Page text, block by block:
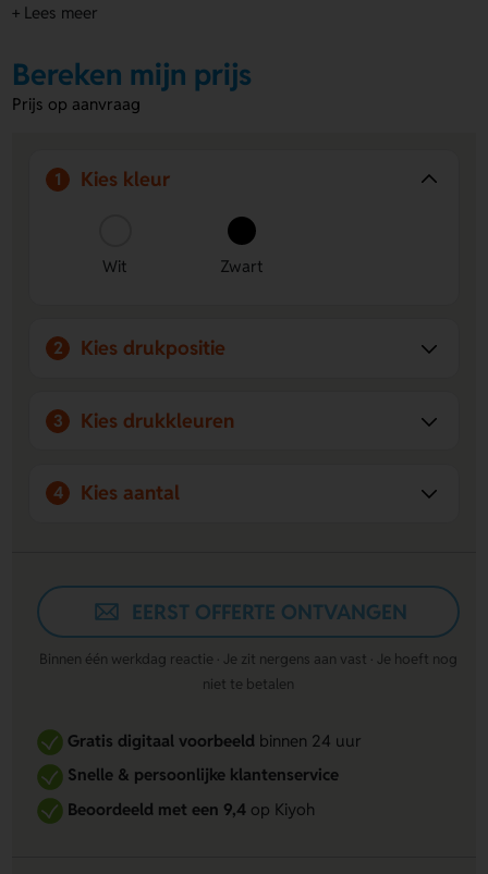
met jouw ontwerp.
Voordelen van de goedkope koksmuts
Bedrukbaar met ontwerp:
hij comfortabel bij de meeste mensen.
Voordelige keuze:
je budget te overschrijden.
+ Lees meer
Bereken mijn prijs
Prijs op aanvraag
1 Kies kleur
Wit Zwart
2 Kies drukpositie
3 Kies drukkleuren
4 Kies aantal
EERST OFFERTE ONTVANGEN
Binnen één werkdag reactie · Je zit nergens aan vast · Je hoeft nog
niet te betalen
Gratis digitaal voorbeeldbinnen 24 uur
Snelle & persoonlijke klantenservice
Beoordeeld met een 9,4op Kiyoh